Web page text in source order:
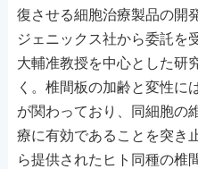
復させる細胞治療製品の開
ジェニックス社から委託を
大輔准教授を中心とした研
く。椎間板の加齢と変性に
が関わっており、同細胞の
療に有効であることを突き
ら提供されたヒト同種の椎